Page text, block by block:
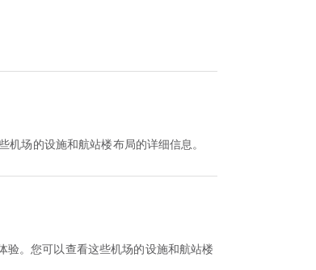
场的设施和航站楼布局的详细信息。
。您可以查看这些机场的设施和航站楼